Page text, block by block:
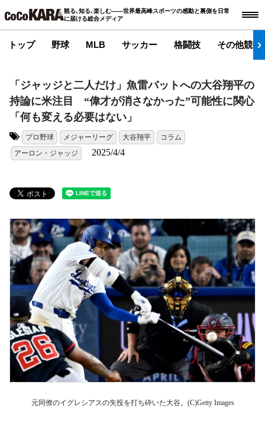
観る､知る､楽しむ――世界最高峰スポーツの感動と裏側を日常
に届ける総合メディア
トップ 野球 MLB サッカー 格闘技 その他競技
「ジャッジと二人だけ」魚雷バットへの大谷翔平の
持論に米注目 “偉才が消さなかった”可能性に関心
「何も変える必要はない」
プロ野球 メジャーリーグ 大谷翔平
コラム
アーロン・ジャッジ
2025/4/4
元同僚のイグレシアスの失投を打ち砕いた大谷。(C)Getty Images